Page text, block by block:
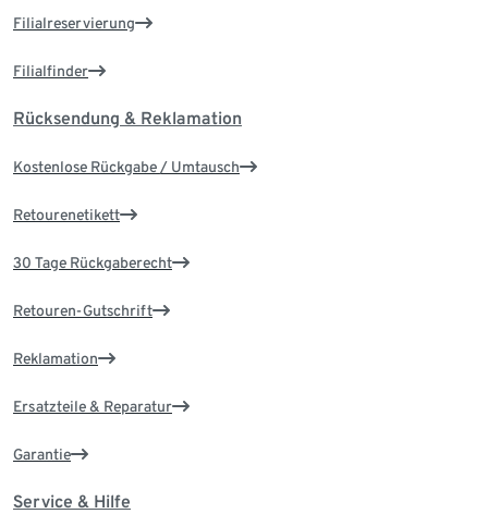
Filialreservierung
Filialfinder
Rücksendung & Reklamation
Kostenlose Rückgabe / Umtausch
Retourenetikett
30 Tage Rückgaberecht
Retouren-Gutschrift
Reklamation
Ersatzteile & Reparatur
Garantie
Service & Hilfe